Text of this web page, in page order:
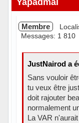
Membre
Messages: 1 810
JustNairod a
Sans vouloir
tu veux être
doit rajouter
normalement
La VAR